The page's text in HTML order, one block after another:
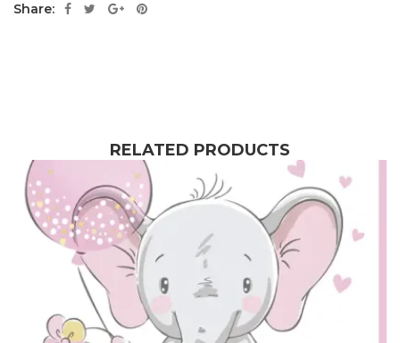
Share:
RELATED PRODUCTS